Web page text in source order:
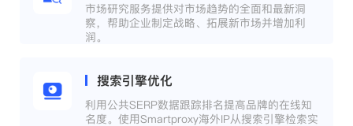
市场研究服务提供对市场趋势的全面和最新洞
察，帮助企业制定战略、拓展新市场并增加利
润。
搜索引擎优化
利用公共SERP数据跟踪排名提高品牌的在线知
名度。使用Smartproxy海外IP从搜索引擎检索实